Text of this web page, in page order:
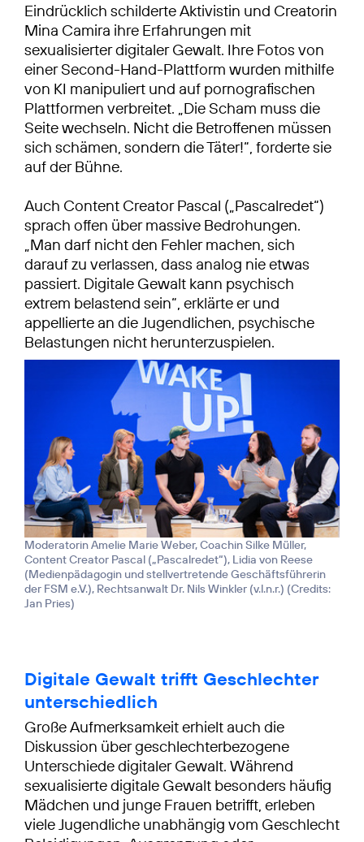
Eindrücklich schilderte Aktivistin und Creatorin
Mina Camira ihre Erfahrungen mit
sexualisierter digitaler Gewalt. Ihre Fotos von
einer Second-Hand-Plattform wurden mithilfe
von KI manipuliert und auf pornografischen
Plattformen verbreitet. „Die Scham muss die
Seite wechseln. Nicht die Betroffenen müssen
sich schämen, sondern die Täter!“, forderte sie
auf der Bühne.
Auch Content Creator Pascal („Pascalredet“)
sprach offen über massive Bedrohungen.
„Man darf nicht den Fehler machen, sich
darauf zu verlassen, dass analog nie etwas
passiert. Digitale Gewalt kann psychisch
extrem belastend sein“, erklärte er und
appellierte an die Jugendlichen, psychische
Belastungen nicht herunterzuspielen.
Moderatorin Amelie Marie Weber, Coachin Silke Müller,
Content Creator Pascal („Pascalredet“), Lidia von Reese
(Medienpädagogin und stellvertretende Geschäftsführerin
der FSM e.V.), Rechtsanwalt Dr. Nils Winkler (v.l.n.r.) (Credits:
Jan Pries)
Digitale Gewalt trifft Geschlechter
unterschiedlich
Große Aufmerksamkeit erhielt auch die
Diskussion über geschlechterbezogene
Unterschiede digitaler Gewalt. Während
sexualisierte digitale Gewalt besonders häufig
Mädchen und junge Frauen betrifft, erleben
viele Jugendliche unabhängig vom Geschlecht